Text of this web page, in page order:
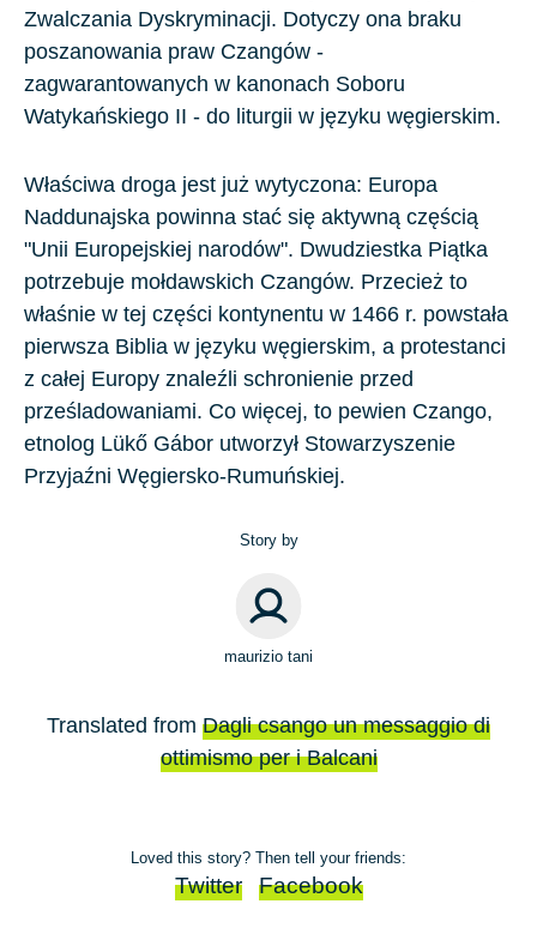
Zwalczania Dyskryminacji. Dotyczy ona braku
poszanowania praw Czangów -
zagwarantowanych w kanonach Soboru
Watykańskiego II - do liturgii w języku węgierskim.
Właściwa droga jest już wytyczona: Europa
Naddunajska powinna stać się aktywną częścią
"Unii Europejskiej narodów". Dwudziestka Piątka
potrzebuje mołdawskich Czangów. Przecież to
właśnie w tej części kontynentu w 1466 r. powstała
pierwsza Biblia w języku węgierskim, a protestanci
z całej Europy znaleźli schronienie przed
prześladowaniami. Co więcej, to pewien Czango,
etnolog Lükő Gábor utworzył Stowarzyszenie
Przyjaźni Węgiersko-Rumuńskiej.
Story by
maurizio tani
Translated from Dagli csango un messaggio di
ottimismo per i Balcani
Loved this story? Then tell your friends:
Twitter Facebook